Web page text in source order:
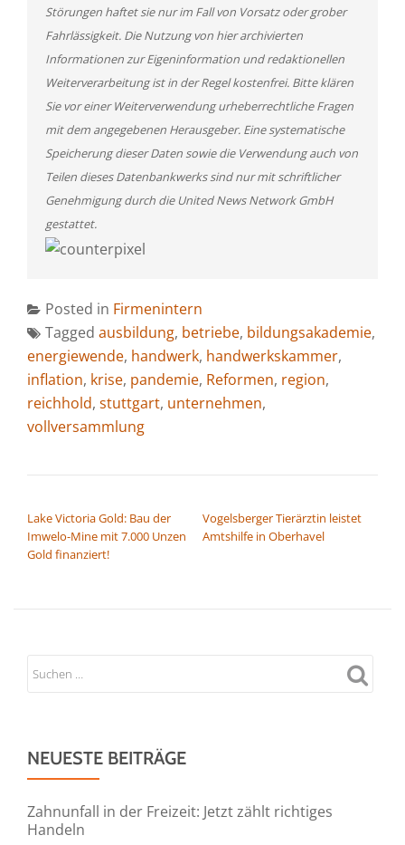
Störungen haftet sie nur im Fall von Vorsatz oder grober
Fahrlässigkeit. Die Nutzung von hier archivierten
Informationen zur Eigeninformation und redaktionellen
Weiterverarbeitung ist in der Regel kostenfrei. Bitte klären
Sie vor einer Weiterverwendung urheberrechtliche Fragen
mit dem angegebenen Herausgeber. Eine systematische
Speicherung dieser Daten sowie die Verwendung auch von
Teilen dieses Datenbankwerks sind nur mit schriftlicher
Genehmigung durch die United News Network GmbH
gestattet.
Posted in Firmenintern
Tagged ausbildung, betriebe, bildungsakademie,
energiewende, handwerk, handwerkskammer,
inflation, krise, pandemie, Reformen, region,
reichhold, stuttgart, unternehmen,
vollversammlung
Lake Victoria Gold: Bau der
Imwelo-Mine mit 7.000 Unzen
Gold finanziert!
Vogelsberger Tierärztin leistet
Amtshilfe in Oberhavel
NEUESTE BEITRÄGE
Zahnunfall in der Freizeit: Jetzt zählt richtiges
Handeln